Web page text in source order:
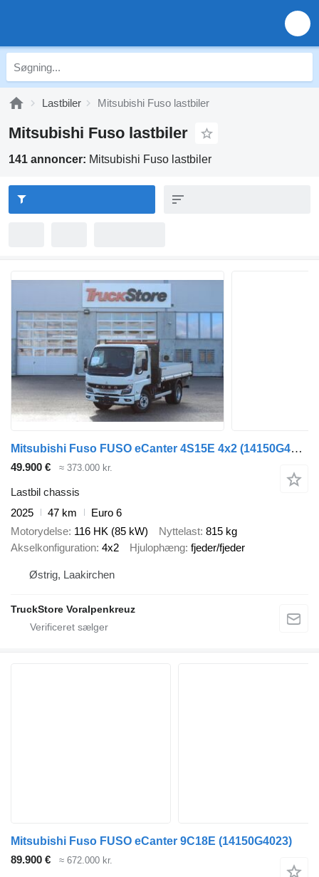
Lastbiler Mitsubishi Fuso lastbiler
Mitsubishi Fuso lastbiler
141 annoncer: Mitsubishi Fuso lastbiler
Mitsubishi Fuso FUSO eCanter 4S15E 4x2 (14150G4026)
49.900 €
≈ 373.000 kr.
Lastbil chassis
2025
47 km
Euro 6
Motorydelse 116 HK (85 kW) Nyttelast 815 kg
Akselkonfiguration 4x2 Hjulophæng fjeder/fjeder
Østrig, Laakirchen
TruckStore Voralpenkreuz
Mitsubishi Fuso FUSO eCanter 9C18E (14150G4023)
89.900 €
≈ 672.000 kr.